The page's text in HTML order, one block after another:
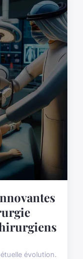
évolution.